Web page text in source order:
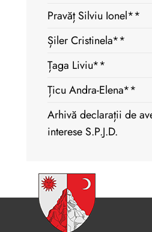
Pravăț Silviu Ionel**
Șiler Cristinela**
Țaga Liviu**
Țicu Andra-Elena**
Arhivă declarații de
interese S.P.J.D.